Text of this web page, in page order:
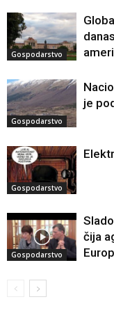
Gospodarstvo
Gospodarstvo
je
Gospodarstvo
Gospodarstvo
čija